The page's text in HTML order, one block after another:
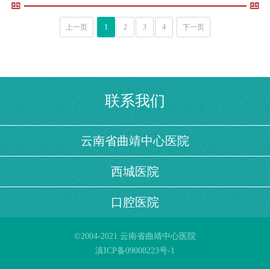
上一页 1 2 3 4 下一页
联系我们
云南省曲靖中心医院
西城医院
口腔医院
©2004-2021 云南省曲靖中心医院
滇ICP备09008223号-1